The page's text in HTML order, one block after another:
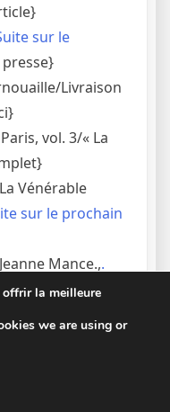
sur le
presse}
Livraison
vol. 3/« La
Vénérable
sur le prochain
Mance.,.
L’article ICI}
la meilleure
we are using or